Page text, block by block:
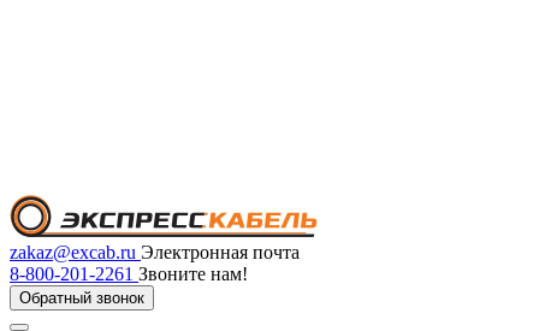
zakaz@excab.ru Электронная почта
8-800-201-2261 Звоните нам!
Обратный звонок